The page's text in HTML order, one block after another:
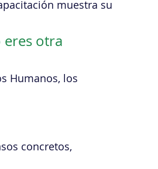
muestra su
eres otra
Humanos, los
concretos,